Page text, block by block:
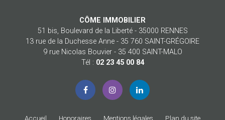
CÔME IMMOBILIER
51 bis, Boulevard de la Liberté - 35000 RENNES
13 rue de la Duchesse Anne - 35 760 SAINT-GRÉGOIRE
9 rue Nicolas Bouvier - 35 400 SAINT-MALO
Tél : 02 23 45 00 84
Accueil Honoraires Mentions légales Plan du site